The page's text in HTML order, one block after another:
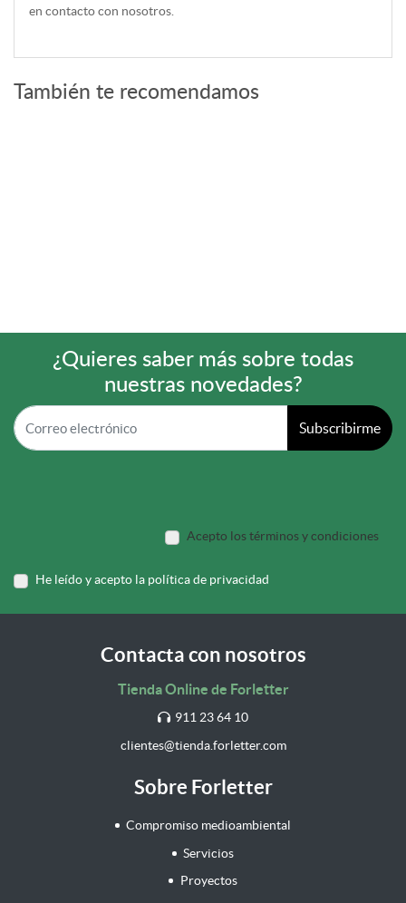
en contacto con nosotros.
También te recomendamos
¿Quieres saber más sobre todas
nuestras novedades?
Subscribirme
Acepto los términos y condiciones
He leído y acepto la política de privacidad
Contacta con nosotros
Tienda Online de Forletter
911 23 64 10
clientes@tienda.forletter.com
Sobre Forletter
Compromiso medioambiental
Servicios
Proyectos